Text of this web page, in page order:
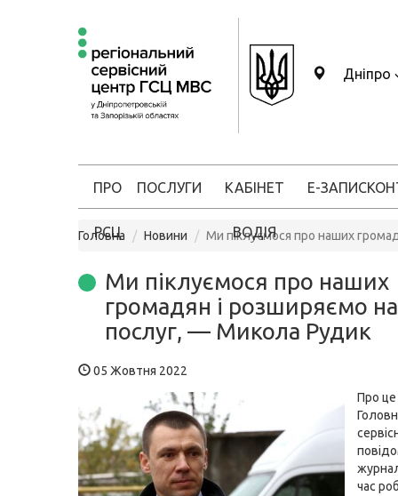
Дніпро
ПРО
РСЦ
ПОСЛУГИ КАБІНЕТ
ВОДІЯ
Е-ЗАПИС
Головна Новини Ми піклуємося про наших
Ми піклуємося про наших
громадян і розширяємо
послуг, — Микола Рудик
05 Жовтня 2022
Про це
час